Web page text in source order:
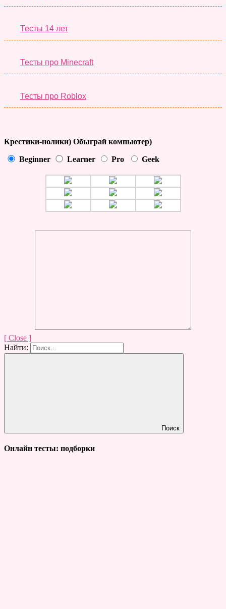
Тесты 14 лет
Тесты про Minecraft
Тесты про Roblox
Крестики-нолики) Обыграй компьютер)
Beginner Learner Pro Geek
[ Close ]
Найти:
Поиск
Онлайн тесты: подборки